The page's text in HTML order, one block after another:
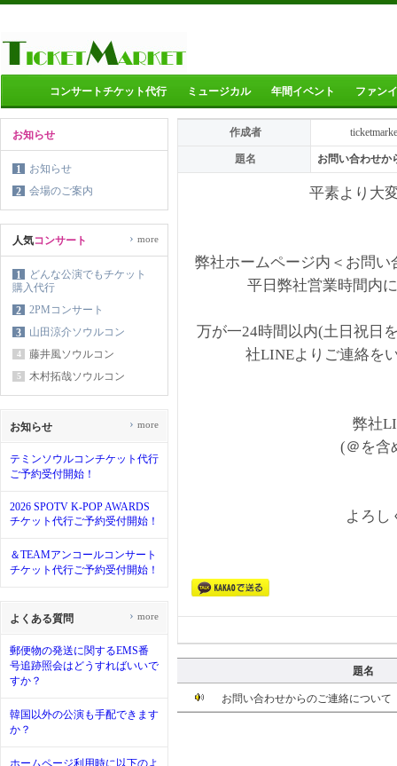
コンサートチケット代行 ミュージカル 年間イベント ファン
お知らせ
1
お知らせ
2
会場のご案内
人気コンサート
1
どんな公演でもチケット
購入代行
2
2PMコンサート
3
山田涼介ソウルコン
4 藤井風ソウルコン
5 木村拓哉ソウルコン
› more
お知らせ
テミンソウルコンチケット代行
ご予約受付開始！
2026 SPOTV K-POP AWARDS
チケット代行ご予約受付開始！
＆TEAMアンコールコンサート
チケット代行ご予約受付開始！
› more
よくある質問
郵便物の発送に関するEMS番
号追跡照会はどうすればいいで
すか？
韓国以外の公演も手配できます
か？
ホームページ利用時に以下のよ
› more
作成者
題名 お問い合わせか
平素より大
弊社ホームページ内＜お問
平日弊社営業時間内
万が一24時間以内(土日祝日
社LINEよりご連絡を
弊社
(＠を含
よろし
題名
お問い合わせからのご連絡について